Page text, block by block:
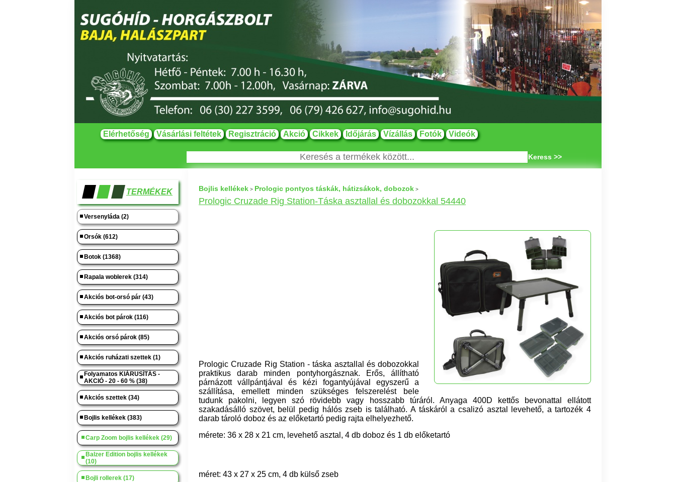
Elérhetőség Vásárlási feltétek Regisztráció Akció Cikkek Időjárás Vízállás Fotók Videók
Keress >>
TERMÉKEK
Versenyláda (2)
Orsók (612)
Botok (1368)
Rapala woblerek (314)
Akciós bot-orsó pár (43)
Akciós bot párok (116)
Akciós orsó párok (85)
Akciós ruházati szettek (1)
Folyamatos KIÁRUSÍTÁS -
AKCIÓ - 20 - 60 % (38)
Akciós szettek (34)
Bojlis kellékek (383)
Carp Zoom bojlis kellékek (29)
Balzer Edition bojlis kellékek
(10)
Bojli rollerek (17)
Bojlis kellékek > Prologic pontyos táskák, hátizsákok, dobozok >
Prologic Cruzade Rig Station-Táska asztallal és dobozokkal 54440
Prologic Cruzade Rig Station - táska asztallal és dobozokkal
praktikus darab minden pontyhorgásznak. Erős, állítható
párnázott vállpántjával és kézi fogantyújával egyszerű a
szállítása, emellett minden szükséges felszerelést bele
tudunk pakolni, legyen szó rövidebb vagy hosszabb túráról. Anyaga 400D
kettős bevonattal ellátott
szakadásálló szövet, belül pedig hálós zseb is található. A táskáról a csalizó asztal levehető, a tartozék 4
darab tároló doboz és az előketartó pedig rajta elhelyezhető.
mérete: 36 x 28 x 21 cm, levehető asztal, 4 db doboz és 1 db előketartó
méret: 43 x 27 x 25 cm, 4 db külső zseb